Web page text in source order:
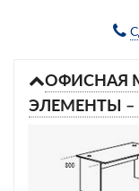
ОФИСНАЯ
ЭЛЕМЕНТЫ –